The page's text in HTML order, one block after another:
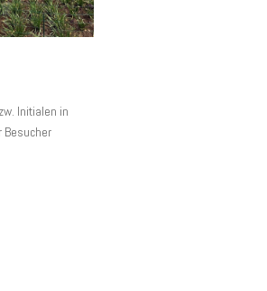
Initialen in
Besucher